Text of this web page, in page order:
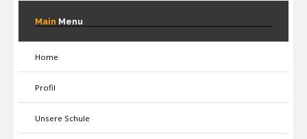
Main Menu
Home
Profil
Unsere Schule